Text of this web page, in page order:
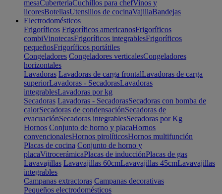
mesaCuberteríaCuchillos para chefVinos y
licoresBotellasUtensilios de cocinaVajillaBandejas
Electrodomésticos
Frigoríficos Frigoríficos americanosFrigoríficos
combiVinotecasFrigoríficos integrablesFrigoríficos
pequeñosFrigoríficos portátiles
Congeladores Congeladores verticalesCongeladores
horizontales
Lavadoras Lavadoras de carga frontalLavadoras de carga
superiorLavadoras - SecadorasLavadoras
integrablesLavadoras por kg
Secadoras Lavadoras - SecadorasSecadoras con bomba de
calorSecadoras de condensaciónSecadoras de
evacuaciónSecadoras integrablesSecadoras por Kg
Hornos Conjunto de horno y placaHornos
convencionalesHornos pirolíticosHornos multifunción
Placas de cocina Conjunto de horno y
placaVitrocerámicaPlacas de inducciónPlacas de gas
Lavavajillas Lavavajillas 60cmLavavajillas 45cmLavavajillas
integrables
Campanas extractoras Campanas decorativas
Pequeños electrodomésticos